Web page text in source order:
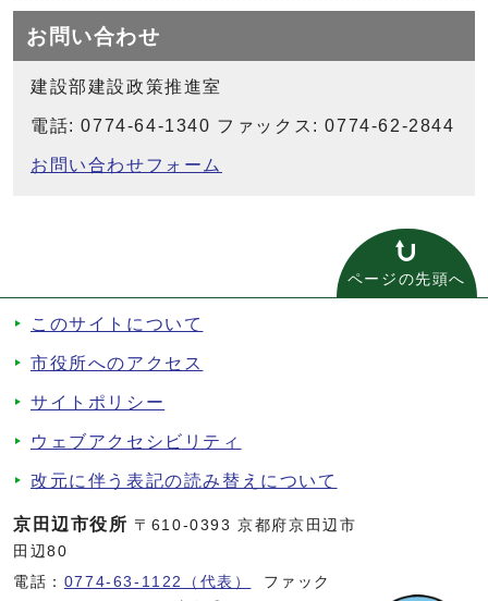
お問い合わせ
建設部建設政策推進室
電話: 0774-64-1340 ファックス: 0774-62-2844
お問い合わせフォーム
ページの先頭へ
このサイトについて
市役所へのアクセス
サイトポリシー
ウェブアクセシビリティ
改元に伴う表記の読み替えについて
京田辺市役所 〒610-0393 京都府京田辺市
田辺80
電話： 0774-63-1122（代表）
ファック